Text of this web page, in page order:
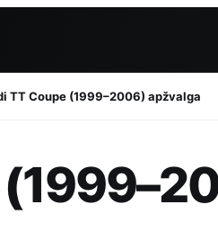
TT Coupe (1999–2006) apžvalga